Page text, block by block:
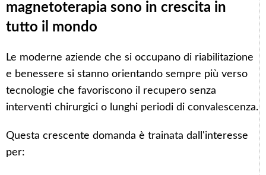
magnetoterapia sono in crescita in
tutto il mondo
Le moderne aziende che si occupano di riabilitazione
e benessere si stanno orientando sempre più verso
tecnologie che favoriscono il recupero senza
interventi chirurgici o lunghi periodi di convalescenza.
Questa crescente domanda è trainata dall'interesse
per: